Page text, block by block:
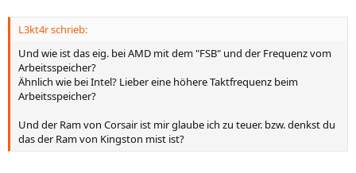
L3kt4r schrieb:
Und wie ist das eig. bei AMD mit dem "FSB" und der Frequenz vom
Arbeitsspeicher?
Ähnlich wie bei Intel? Lieber eine höhere Taktfrequenz beim
Arbeitsspeicher?
Und der Ram von Corsair ist mir glaube ich zu teuer. bzw. denkst du
das der Ram von Kingston mist ist?